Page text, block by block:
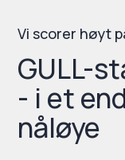
Vi scorer høyt
GULL-
- i et
nåløye